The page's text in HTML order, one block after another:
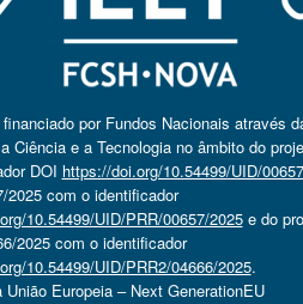
por Fundos Nacionais através
Ciência e a Tecnologia no âmbito do
DOI https://doi.org/10.54499/UID/
2025 com o identificador
10.54499/UID/PRR/00657/2025e do
2025 com o identificador
10.54499/UID/PRR2/04666/2025.
União Europeia – Next GenerationEU